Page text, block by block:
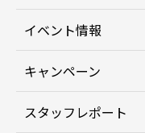
イベント情報
キャンペーン
スタッフレポート